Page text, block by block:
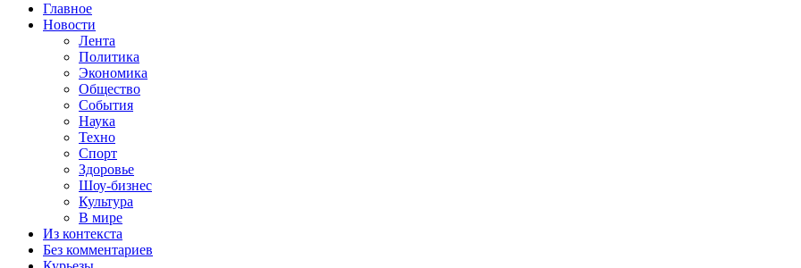
Главное
Новости
Лента
Политика
Экономика
Общество
События
Наука
Техно
Спорт
Здоровье
Шоу-бизнес
Культура
В мире
Из контекста
Без комментариев